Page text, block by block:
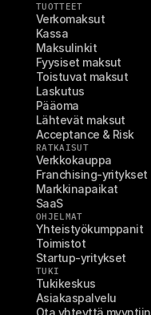
TUOTTEET
Verkomaksut
Kassa
Maksulinkit
Fyysiset maksut
Toistuvat maksut
Laskutus
Pääoma
Lähtevät maksut
Acceptance & Risk
RATKAISUT
Verkkokauppa
Franchising-yritykset
Markkinapaikat
SaaS
OHJELMAT
Yhteistyökumppanit
Toimistot
Startup-yritykset
TUKI
Tukikeskus
Asiakaspalvelu
Ota yhteyttä myyntiin